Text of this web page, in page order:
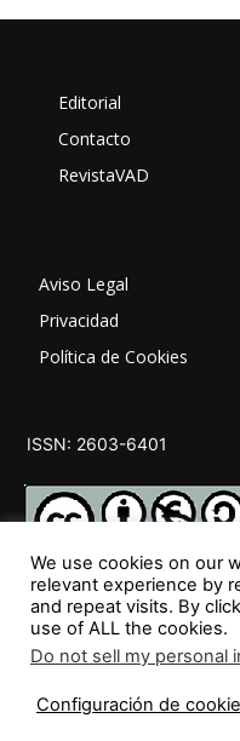
Editorial
Contacto
RevistaVAD
Aviso Legal
Privacidad
Política de Cookies
ISSN: 2603-6401
We use cookies on our
relevant experience by
and repeat visits. By
use of ALL the cookies.
Do not sell my personal
Configuración de